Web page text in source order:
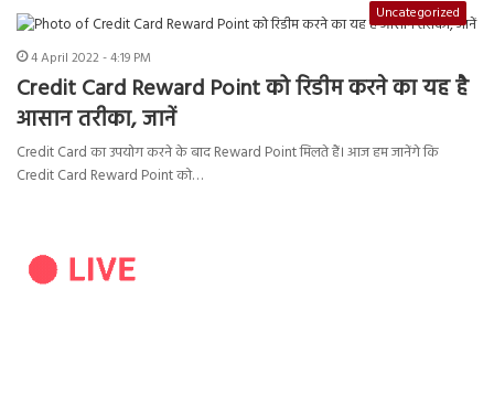
Uncategorized
4 April 2022 - 4:19 PM
Credit Card Reward Point को रिडीम करने का यह है
आसान तरीका, जानें
Credit Card का उपयोग करने के बाद Reward Point मिलते हैं। आज हम जानेंगे कि
Credit Card Reward Point को…